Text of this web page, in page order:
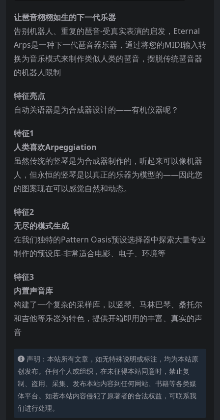
让琶音栩栩如生的下一代乐器
告别机器人、重复的琶音-受真实表演的启发，Eternal
Arps是一种下一代琶音器乐器，通过将您的MIDI输入转
换为音乐模式来制作类似人类的琶音，摆脱传统琶音器
的机器人限制
特征亮点
自动关语器是为合成器设计的——有机仪器呢？
特征1
人类喜欢Arpeggiation
虽然传统的竖琴是为合成器制作的，听起来可以像机器
人，但永恒的竖琴是以真正的乐器为模型的——因此您
的图案现在可以感觉自然和动态。
特征2
无尽的模式生成
在我们独特的Pattern Oasis预设选择器中探索大量专业
制作的预设库-非常适合电影、电子、环境等
特征3
内置声音库
构建了一个复杂的采样库，以竖琴、马林巴琴、桑托尔
和吉他等乐器为特色，提供开箱即用的丰富、真实的声
音
声明：本站所有文章，如无特殊说明或标注，均为本站原
创发布。任何个人或组织，在未征得本站同意时，禁止复
制、盗用、采集、发布本站内容到任何网站、书籍等各类媒
体平台。如若本站内容侵犯了原著者的合法权益，可联系我
们进行处理。